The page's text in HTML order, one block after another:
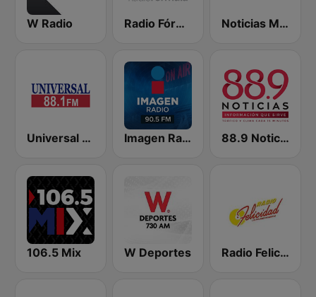
W Radio Radio Fórmula 104.1 FM Noticias MVS
Universal 88.1 FM Imagen Radio 90.5 FM 88.9 Noticias
106.5 Mix W Deportes Radio Felicidad 1180 AM